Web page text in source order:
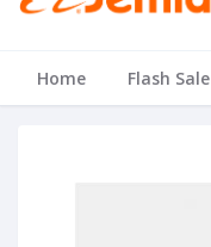
Home Flash Sale